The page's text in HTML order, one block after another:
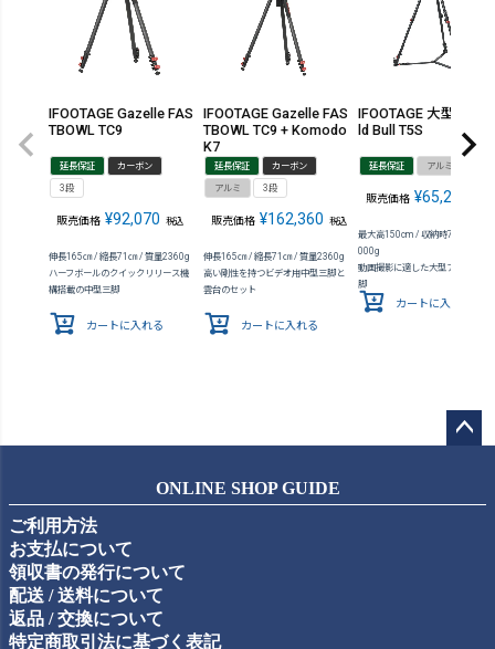
IFOOTAGE Gazelle FAS
TBOWL TC9
延長保証
カーボン
3段
販売価格 ¥92,070 税込
伸長165㎝ / 縮長71㎝ / 質量2360g
ハーフボールのクイックリリース機
構搭載の中型三脚
カートに入れる
IFOOTAGE Gazelle FAS
TBOWL TC9 + Komodo
K7
延長保証
カーボン
アルミ
3段
販売価格 ¥162,360 税込
伸長165㎝ / 縮長71㎝ / 質量2360g
高い剛性を持つビデオ用中型三脚と
雲台のセット
カートに入れる
IFOOTAGE 大型三脚
ld Bull T5S
延長保証 アルミ
販売価格 ¥65,230
最大高150cm / 収納時72cm / 重
000g
動画撮影に適した大型アルミ３段
脚
カートに入れる
ップ
ONLINE SHOP GUIDE
ご利用方法
お支払について
領収書の発行について
配送 / 送料について
返品 / 交換について
特定商取引法に基づく表記